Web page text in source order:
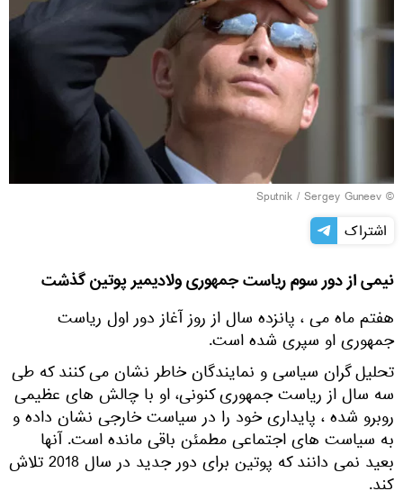
© Sputnik / Sergey Guneev
اشتراک
نیمی از دور سوم ریاست جمهوری ولادیمیر پوتین گذشت
هفتم ماه می ، پانزده سال از روز آغاز دور اول ریاست
جمهوری او سپری شده است.
تحلیل گران سیاسی و نمایندگان خاطر نشان می کنند که طی
سه سال از ریاست جمهوری کنونی، او با چالش های عظیمی
روبرو شده ، پایداری خود را در سیاست خارجی نشان داده و
به سیاست های اجتماعی مطمئن باقی مانده است. آنها
بعید نمی دانند که پوتین برای دور جدید در سال 2018 تلاش